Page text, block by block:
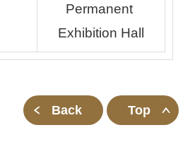
Permanent
Exhibition Hall
Back Top